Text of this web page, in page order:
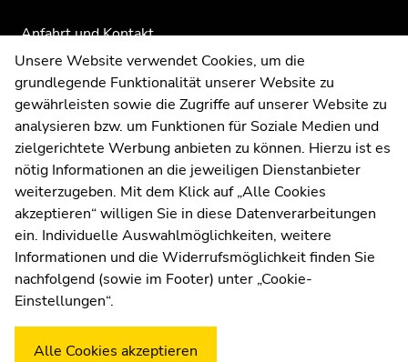
Anfahrt und Kontakt
Kommunikation und Öffentlichkeitsarbeit
Moodle
UNIGRAZonline
Impressum
Datenschutzerklärung
Cookie-Einstellungen
Barrierefreiheitserklärung
WetterstationUni Graz
Unsere Website verwendet Cookies, um die
grundlegende Funktionalität unserer Website zu
gewährleisten sowie die Zugriffe auf unserer Website zu
analysieren bzw. um Funktionen für Soziale Medien und
zielgerichtete Werbung anbieten zu können. Hierzu ist es
nötig Informationen an die jeweiligen Dienstanbieter
weiterzugeben. Mit dem Klick auf „Alle Cookies
akzeptieren“ willigen Sie in diese Datenverarbeitungen
ein. Individuelle Auswahlmöglichkeiten, weitere
Informationen und die Widerrufsmöglichkeit finden Sie
nachfolgend (sowie im Footer) unter „Cookie-
Einstellungen“.
Alle Cookies akzeptieren